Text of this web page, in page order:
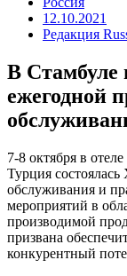
12.10.2021
Редакция
В Стамбуле
ежегодной
7-8 октября в
Турция
обслуживания и
мероприятий в
производимой
призвана
конкурентный